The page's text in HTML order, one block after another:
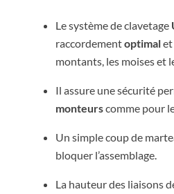
Le système de clavetage
raccordementoptimalet
montants, les moises et
Il assure une sécurité
monteurscomme pour
Un simple coup de
bloquer l’assemblage.
La hauteur des liaisons